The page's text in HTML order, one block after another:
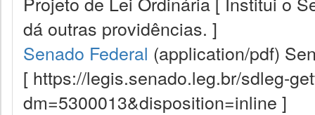
dá outras providências. ]
Senado Federal (application/pdf)
[ https://legis.senado.leg.br/sdleg-
dm=5300013&disposition=inline ]